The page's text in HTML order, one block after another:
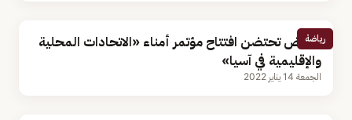
رياضة
الرياض تحتضن افتتاح مؤتمر أمناء «الاتحادات المحلية
والإقليمية في آسيا»
الجمعة 14 يناير 2022